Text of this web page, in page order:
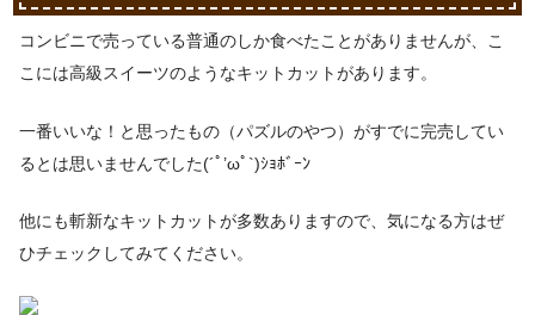
コンビニで売っている普通のしか食べたことがありませんが、こ
こには高級スイーツのようなキットカットがあります。
一番いいな！と思ったもの（パズルのやつ）がすでに完売してい
るとは思いませんでした(´ﾟ’ωﾟ`)ｼｮﾎﾞｰﾝ
他にも斬新なキットカットが多数ありますので、気になる方はぜ
ひチェックしてみてください。